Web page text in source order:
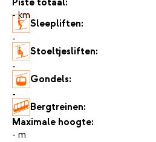
Piste totaal:
- km
Sleepliften:
-
Stoeltjesliften:
-
Gondels:
-
Bergtreinen:
-
Maximale hoogte:
- m